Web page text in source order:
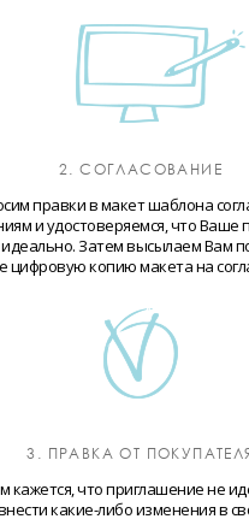
2. СОГЛАСОВАНИЕ
правки в макет шаблона
и удостоверяемся, что Ваше
Затем высылаем Вам
цифровую копию макета на
3. ПРАВКА ОТ
кажется, что приглашение не
какие-либо изменения в